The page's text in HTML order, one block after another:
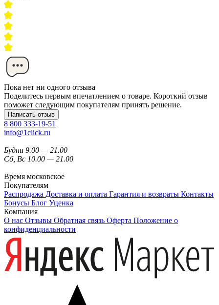
Пока нет ни одного отзыва
Поделитесь первым впечатлением о товаре. Короткий отзыв
поможет следующим покупателям принять решение.
Написать отзыв
8 800 333-19-51
info@1click.ru
Будни 9.00 — 21.00
Сб, Вс 10.00 — 21.00
Время московское
Покупателям
Распродажа Доставка и оплата Гарантия и возвраты Контакты
Бонусы Блог Уценка
Компания
О нас Отзывы Обратная связь Оферта Положение о
конфиденциальности